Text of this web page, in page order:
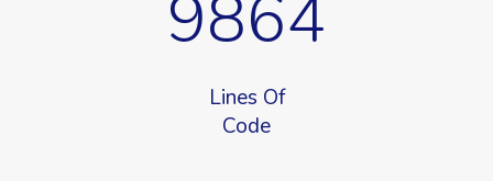
9864
Lines Of
Code